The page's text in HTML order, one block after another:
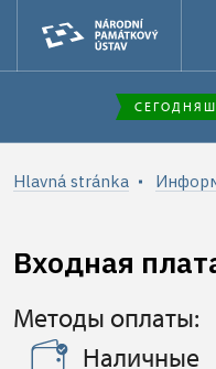
Hlavná stránka
Входная
Методы оплаты:
Наличные